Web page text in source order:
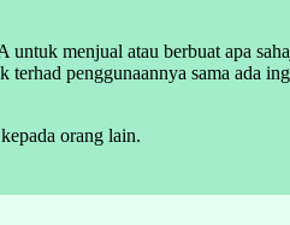
menjual atau berbuat apa
terhad penggunaannya sama ada
orang lain.